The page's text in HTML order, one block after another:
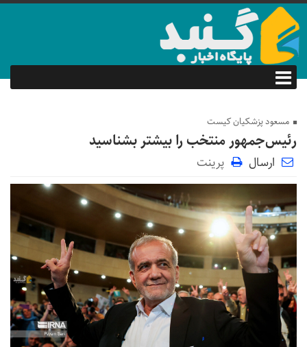
مسعود پزشکیان کیست
رئیس‌جمهور منتخب را بیشتر بشناسید
ارسال پرینت